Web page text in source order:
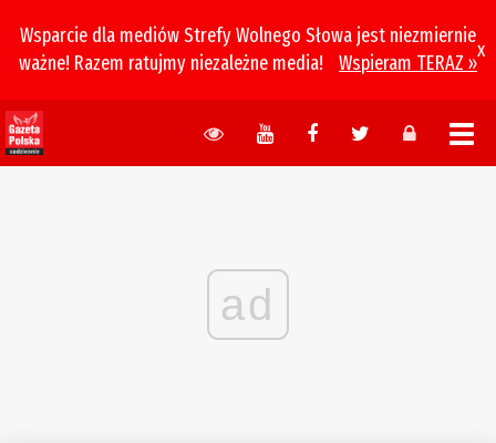
Wsparcie dla mediów Strefy Wolnego Słowa jest niezmiernie
ważne! Razem ratujmy niezależne media!
Wspieram TERAZ »
x
ad